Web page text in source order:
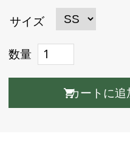
サイズ
数量